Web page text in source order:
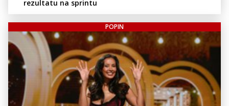
rezultatu na sprintu
POPIN